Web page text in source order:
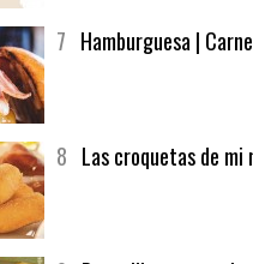
afuegolentoempleo.com